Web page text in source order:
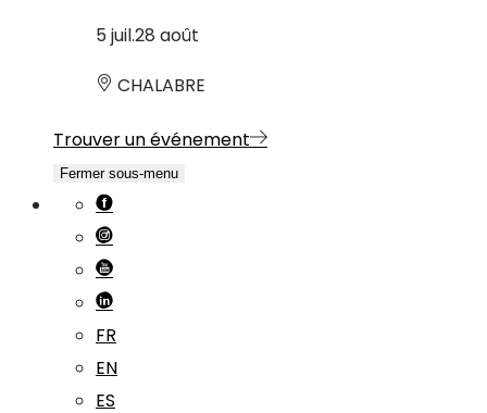
5 juil.28 août
CHALABRE
Trouver un événement
Fermer sous-menu
FR
EN
ES